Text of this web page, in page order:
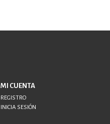
MI CUENTA
REGISTRO
INICIA SESIÓN